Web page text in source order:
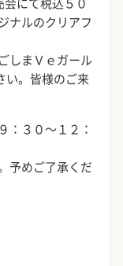
にて税込５０
ナルのクリアフ
しまＶｅガール
。皆様のご来
３０～１２：
予めご了承くだ